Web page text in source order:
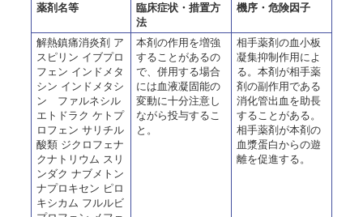
薬剤名等
臨床症状・措置方
法
機序・危険因子
解熱鎮痛消炎剤 ア
スピリン イブプロ
フェン インドメタ
シン インドメタシ
ン ファルネシル
エトドラク ケトプ
ロフェン サリチル
酸類 ジクロフェナ
クナトリウム スリ
ンダク ナブメトン
ナプロキセン ピロ
キシカム フルルビ
本剤の作用を増強
することがあるの
で、併用する場合
には血液凝固能の
変動に十分注意し
ながら投与するこ
と。
相手薬剤の血小板
凝集抑制作用によ
る。本剤が相手薬
剤の副作用である
消化管出血を助長
することがある。
相手薬剤が本剤の
血漿蛋白からの遊
離を促進する。